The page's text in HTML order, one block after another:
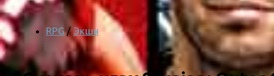
RPG / Экшн